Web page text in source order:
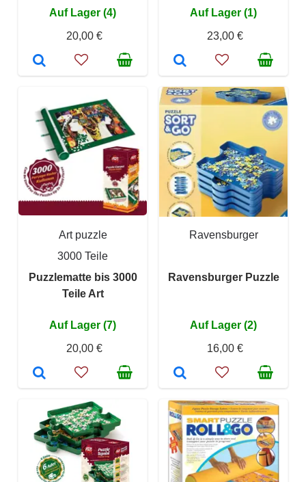
Auf Lager (4)
20,00 €
Auf Lager (1)
23,00 €
Art puzzle
3000 Teile
Puzzlematte bis 3000
Teile Art
Auf Lager (7)
20,00 €
Ravensburger
Ravensburger Puzzle
Auf Lager (2)
16,00 €